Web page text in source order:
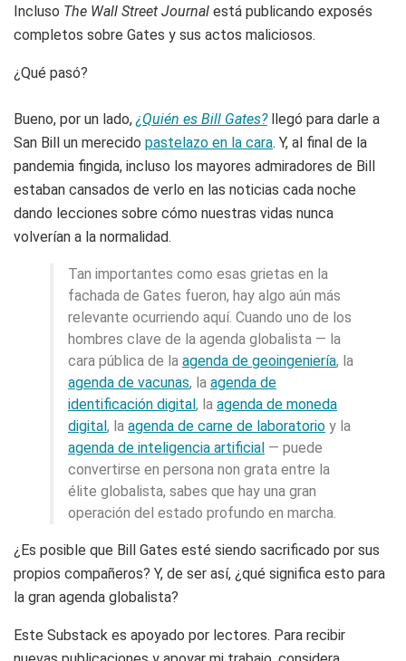
Incluso The Wall Street Journal está publicando exposés
completos sobre Gates y sus actos maliciosos.
¿Qué pasó?
Bueno, por un lado, ¿Quién es Bill Gates?llegó para darle a
San Bill un merecido pastelazo en la cara. Y, al final de la
pandemia fingida, incluso los mayores admiradores de Bill
estaban cansados de verlo en las noticias cada noche
dando lecciones sobre cómo nuestras vidas nunca
volverían a la normalidad.
Tan importantes como esas grietas en la
fachada de Gates fueron, hay algo aún más
relevante ocurriendo aquí. Cuando uno de los
hombres clave de la agenda globalista — la
cara pública de la agenda de geoingeniería, la
agenda de vacunas, la agenda de
identificación digital, la agenda de moneda
digital, la agenda de carne de laboratorio y la
agenda de inteligencia artificial — puede
convertirse en persona non grata entre la
élite globalista, sabes que hay una gran
operación del estado profundo en marcha.
¿Es posible que Bill Gates esté siendo sacrificado por sus
propios compañeros? Y, de ser así, ¿qué significa esto para
la gran agenda globalista?
Este Substack es apoyado por lectores. Para recibir